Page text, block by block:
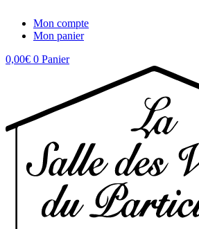
Mon compte
Mon panier
0,00€ 0 Panier